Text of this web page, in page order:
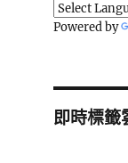
Powered by
即時標籤